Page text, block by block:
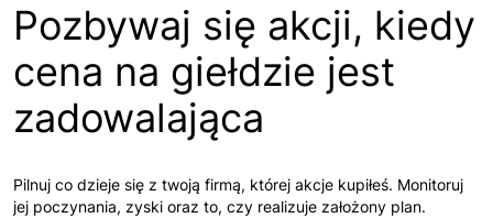
Pozbywaj się akcji, kiedy
cena na giełdzie jest
zadowalająca
Pilnuj co dzieje się z twoją firmą, której akcje kupiłeś. Monitoruj
jej poczynania, zyski oraz to, czy realizuje założony plan.